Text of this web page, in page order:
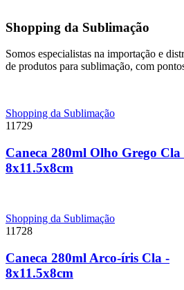
Shopping da Sublimação
Somos especialistas na importação e
de produtos para sublimação, com
Shopping da Sublimação
11729
Caneca 280ml Olho Grego Cla
8x11.5x8cm
Shopping da Sublimação
11728
Caneca 280ml Arco-íris Cla -
8x11.5x8cm